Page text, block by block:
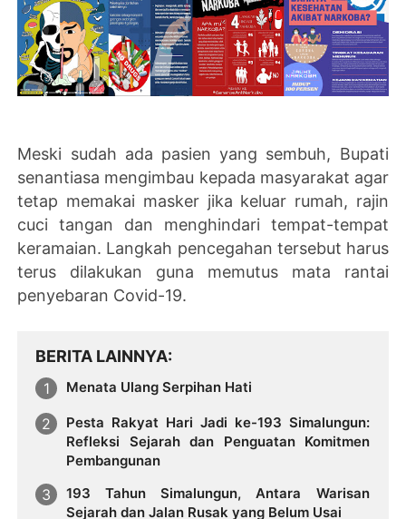
Meski sudah ada pasien yang sembuh, Bupati
senantiasa mengimbau kepada masyarakat agar
tetap memakai masker jika keluar rumah, rajin
cuci tangan dan menghindari tempat-tempat
keramaian. Langkah pencegahan tersebut harus
terus dilakukan guna memutus mata rantai
penyebaran Covid-19.
BERITA LAINNYA
Menata Ulang Serpihan Hati
Pesta Rakyat Hari Jadi ke-193 Simalungun:
Refleksi Sejarah dan Penguatan Komitmen
Pembangunan
193 Tahun Simalungun, Antara Warisan
Sejarah dan Jalan Rusak yang Belum Usai